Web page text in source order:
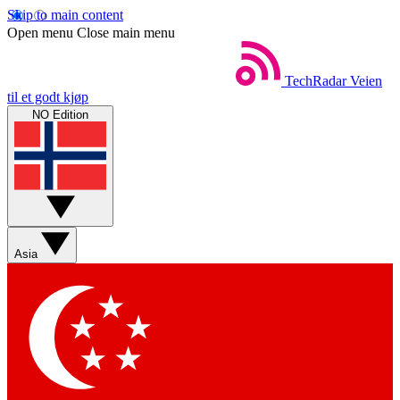
Skip to main content
Open menu Close main menu
TechRadar Veien
til et godt kjøp
NO Edition
Asia